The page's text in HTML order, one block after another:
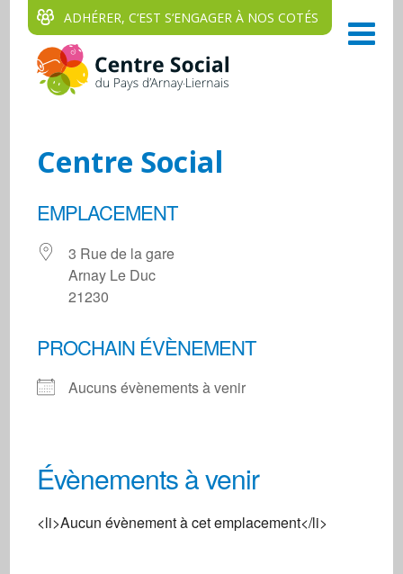
ADHÉRER, C‘EST S‘ENGAGER À NOS COTÉS
Centre Social
EMPLACEMENT
3 Rue de la gare
Arnay Le Duc
21230
PROCHAIN ÉVÈNEMENT
Aucuns évènements à venir
3 Rue de la gare - Arnay Le Duc
Évènements à venir
<li>Aucun évènement à cet emplacement</li>